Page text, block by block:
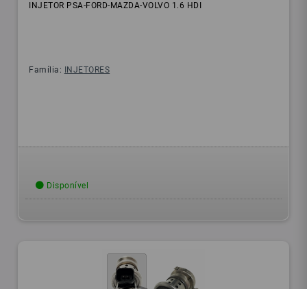
INJETOR PSA-FORD-MAZDA-VOLVO 1.6 HDI
Família: INJETORES
Disponível